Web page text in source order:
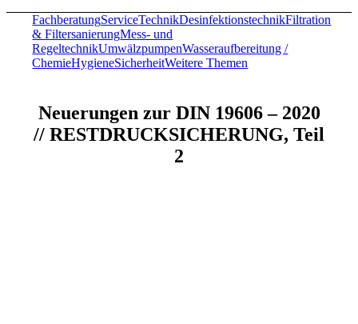
FachberatungServiceTechnikDesinfektionstechnikFiltration
& FiltersanierungMess- und
RegeltechnikUmwälzpumpenWasseraufbereitung /
ChemieHygieneSicherheitWeitere Themen
Neuerungen zur DIN 19606 – 2020
// RESTDRUCKSICHERUNG, Teil
2